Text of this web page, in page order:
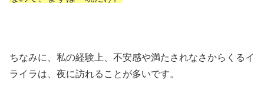
ちなみに、私の経験上、不安感や満たされなさからくるイ
ライラは、夜に訪れることが多いです。